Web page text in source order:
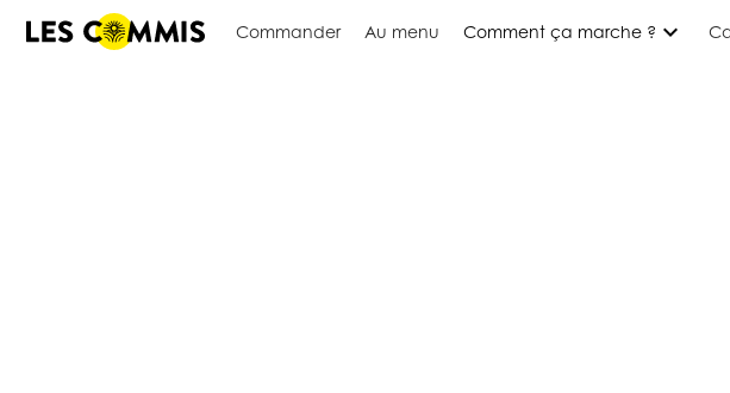
Commander Au menu Comment ça marche ? expand_more